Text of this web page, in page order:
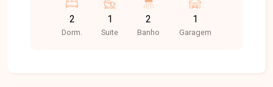
avenidas, ampla variedade de comércios,
supermercados, farmácias, restaurantes, além de
estar próximo a instituições de ensino e diversos
2
Dorm.
1
Suite
2
Banho
1
Garagem